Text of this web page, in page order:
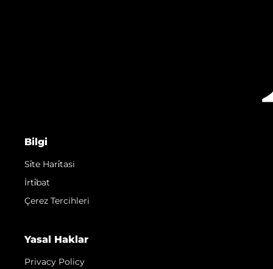
Bilgi
Si̇te Hari̇tasi
İrti̇bat
Çerez Tercihleri
Yasal Haklar
Privacy Policy